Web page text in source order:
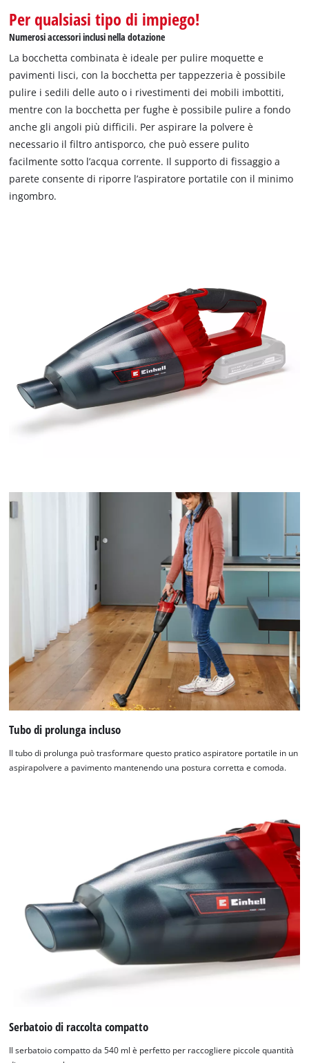
Per qualsiasi tipo di impiego!
Numerosi accessori inclusi nella dotazione
La bocchetta combinata è ideale per pulire moquette e
pavimenti lisci, con la bocchetta per tappezzeria è possibile
pulire i sedili delle auto o i rivestimenti dei mobili imbottiti,
mentre con la bocchetta per fughe è possibile pulire a fondo
anche gli angoli più difficili. Per aspirare la polvere è
necessario il filtro antisporco, che può essere pulito
facilmente sotto l’acqua corrente. Il supporto di fissaggio a
parete consente di riporre l’aspiratore portatile con il minimo
ingombro.
Tubo di prolunga incluso
Il tubo di prolunga può trasformare questo pratico aspiratore portatile in un
aspirapolvere a pavimento mantenendo una postura corretta e comoda.
Serbatoio di raccolta compatto
Il serbatoio compatto da 540 ml è perfetto per raccogliere piccole quantità